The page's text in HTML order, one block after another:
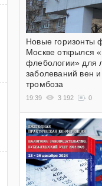
Новые горизонты
Москве открылся
флебологии» для
заболеваний вен
тромбоза
19:39 3 192 0